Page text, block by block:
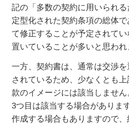
記の「多数の契約に用いられ
定型化された契約条項の総体
て修正することが予定されて
置いていることが多いと思われ
一方、契約書は、通常は交渉
されているため、少なくとも
款のイメージには該当しませ
3つ目は該当する場合がありま
作成する場合もありますので